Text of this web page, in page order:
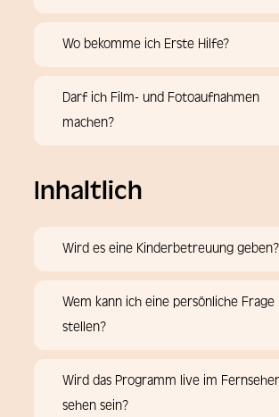
Wo bekomme ich Erste Hilfe?
Darf ich Film- und Fotoaufnahmen
machen?
Inhaltlich
Wird es eine Kinderbetreuung geben?
Wem kann ich eine persönliche Frage
stellen?
Wird das Programm live im
sehen sein?